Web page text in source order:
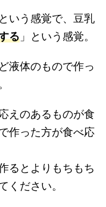
いう感覚で、豆乳
る 」という感覚。
液体のもので作っ
えのあるものが食
作った方が食べ応
るとよりもちもち
ください。